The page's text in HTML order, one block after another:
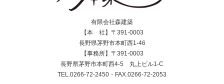
有限会社森建築
【本 社】〒391-0003
長野県茅野市本町西1-46
【事務所】〒391-0003
長野県茅野市本町西4-5 丸上ビル1-C
TEL.0266-72-2450・FAX.0266-72-2053